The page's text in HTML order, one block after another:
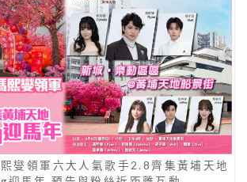
熙燮領軍六大人氣歌手2.8齊集黃埔天地